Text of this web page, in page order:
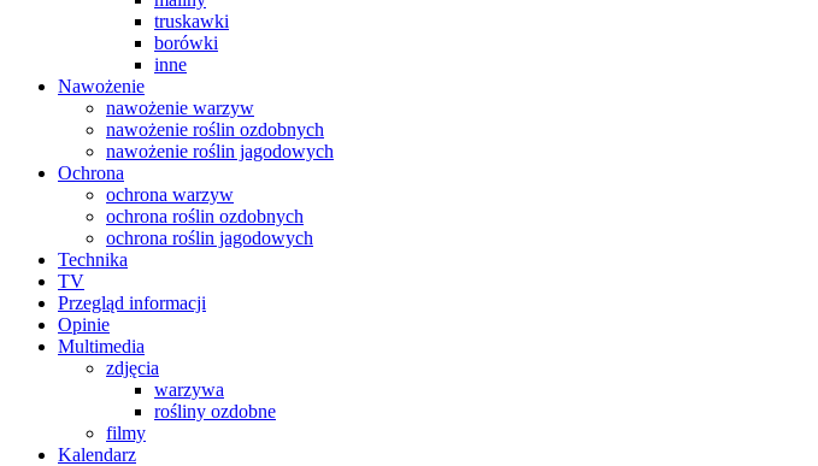
truskawki
borówki
inne
Nawożenie
nawożenie warzyw
nawożenie roślin ozdobnych
nawożenie roślin jagodowych
Ochrona
ochrona warzyw
ochrona roślin ozdobnych
ochrona roślin jagodowych
Technika
TV
Przegląd informacji
Opinie
Multimedia
zdjęcia
warzywa
rośliny ozdobne
filmy
Kalendarz